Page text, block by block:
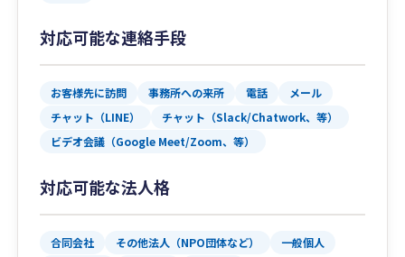
対応可能な連絡手段
お客様先に訪問 事務所への来所 電話
メール
チャット（LINE）
チャット（Slack/Chatwork、等）
ビデオ会議（Google Meet/Zoom、等）
対応可能な法人格
合同会社 その他法人（NPO団体など）
一般個人